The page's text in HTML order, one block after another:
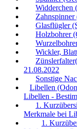
Widderchen
Glasflügler
Holzbohrer
Wickler,
21.08.2022
Sonstige
Libellen
Libellen -
1.
Merkmale bei
1.